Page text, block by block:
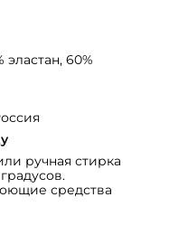
эластан, 60%
ручная стирка
средства